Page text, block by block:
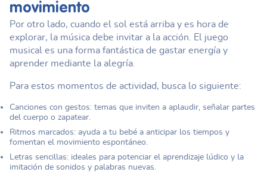
movimiento
Por otro lado, cuando el sol está arriba y es hora de
explorar, la música debe invitar a la acción. El juego
musical es una forma fantástica de gastar energía y
aprender mediante la alegría.
Para estos momentos de actividad, busca lo siguiente:
Canciones con gestos: temas que inviten a aplaudir, señalar partes
del cuerpo o zapatear.
Ritmos marcados: ayuda a tu bebé a anticipar los tiempos y
fomentan el movimiento espontáneo.
Letras sencillas: ideales para potenciar el aprendizaje lúdico y la
imitación de sonidos y palabras nuevas.